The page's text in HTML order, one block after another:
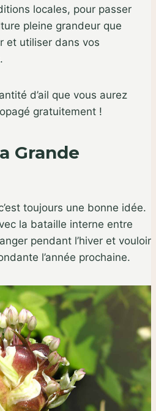
locales, pour passer
pleine grandeur que
et utiliser dans vos
d’ail que vous aurez
gratuitement !
Grande
toujours une bonne idée.
la bataille interne entre
pendant l’hiver et vouloir
l’année prochaine.